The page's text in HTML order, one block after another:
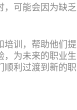
，可能会因为缺乏
培训，帮助他们提
，为未来的职业生
顺利过渡到新的职